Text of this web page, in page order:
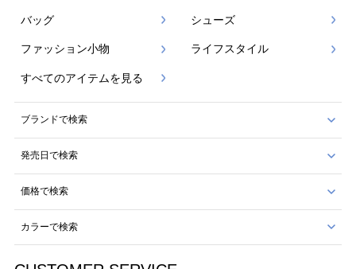
バッグ シューズ
ファッション小物 ライフスタイル
すべてのアイテムを見る
ブランドで検索
発売日で検索
価格で検索
カラーで検索